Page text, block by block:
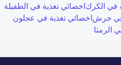
في الكركاخصائي تغذية في الطفيلة
جرشاخصائي تغذية في عجلون
الرمثا